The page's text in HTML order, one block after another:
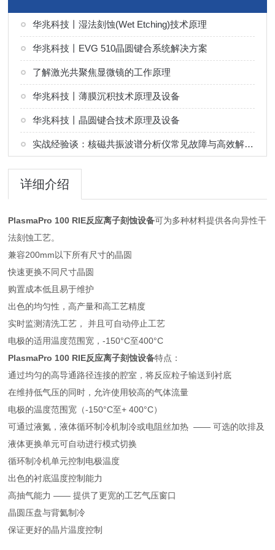
华兆科技丨湿法刻蚀(Wet Etching)技术原理
华兆科技丨EVG 510晶圆键合系统解决方案
了解激光共聚焦显微镜的工作原理
华兆科技丨薄膜沉积技术原理及设备
华兆科技丨晶圆键合技术原理及设备
实战经验谈：核磁共振波谱分析仪常见故障与高效解决技巧
详细介绍
PlasmaPro 100 RIE反应离子刻蚀设备可为多种材料提供各向异性干
法刻蚀工艺。
兼容200mm以下所有尺寸的晶圆
快速更换不同尺寸晶圆
购置成本低且易于维护
出色的均匀性，高产量和高工艺精度
实时监测清洗工艺， 并且可自动停止工艺
电极的适用温度范围宽，-150°C至400°C
PlasmaPro 100 RIE反应离子刻蚀设备特点：
通过均匀的高导通路径连接的腔室，将反应粒子输送到衬底
在维持低气压的同时，允许使用较高的气体流量
电极的温度范围宽（-150°C至+ 400°C）
可通过液氮，液体循环制冷机制冷或电阻丝加热 —— 可选的吹排及
液体更换单元可自动进行模式切换
循环制冷机单元控制电极温度
出色的衬底温度控制能力
高抽气能力 —— 提供了更宽的工艺气压窗口
晶圆压盘与背氦制冷
保证更好的晶片温度控制